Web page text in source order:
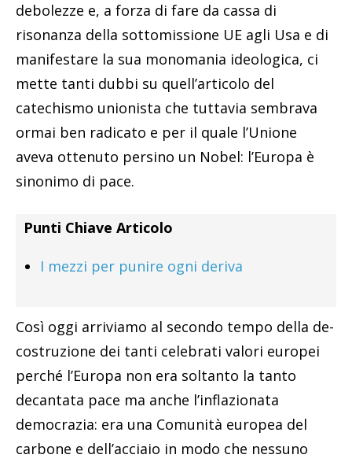
debolezze e, a forza di fare da cassa di
risonanza della sottomissione UE agli Usa e di
manifestare la sua monomania ideologica, ci
mette tanti dubbi su quell’articolo del
catechismo unionista che tuttavia sembrava
ormai ben radicato e per il quale l’Unione
aveva ottenuto persino un Nobel: l’Europa è
sinonimo di pace.
Punti Chiave Articolo
I mezzi per punire ogni deriva
Così oggi arriviamo al secondo tempo della de-
costruzione dei tanti celebrati valori europei
perché l’Europa non era soltanto la tanto
decantata pace ma anche l’inflazionata
democrazia: era una Comunità europea del
carbone e dell’acciaio in modo che nessuno